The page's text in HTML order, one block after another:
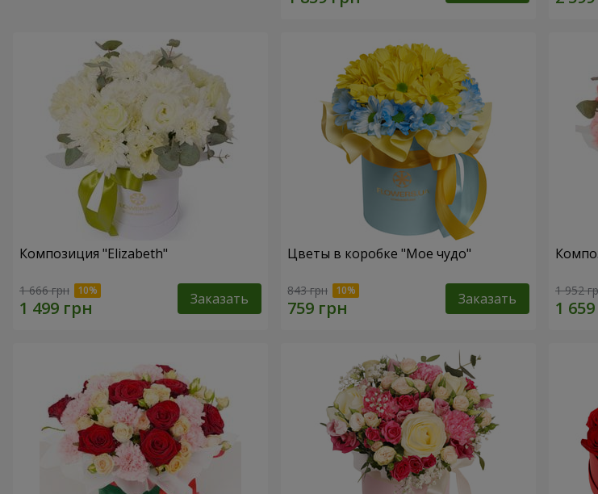
Композиция "Elizabeth"
1 666 грн Заказать
Цветы в коробке "Мое чудо"
843 грн Заказать 1 952